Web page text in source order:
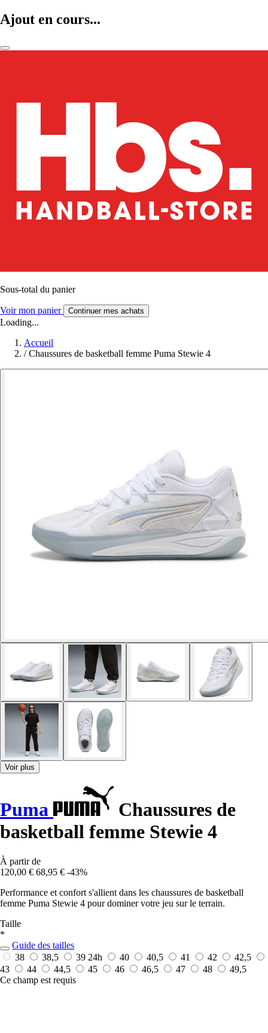
Ajout en cours...
Sous-total du panier
Voir mon panier Continuer mes achats
Loading...
Accueil
/ Chaussures de basketball femme Puma Stewie 4
Voir plus
Puma
Chaussures de
basketball femme Stewie 4
À partir de
120,00 € 68,95 € -43%
Performance et confort s'allient dans les chaussures de basketball
femme Puma Stewie 4 pour dominer votre jeu sur le terrain.
Taille
*
Guide des tailles
38
38,5 39 24h 40 40,5 41 42
42,5
43
44 44,5 45 46 46,5 47 48
49,5
Ce champ est requis